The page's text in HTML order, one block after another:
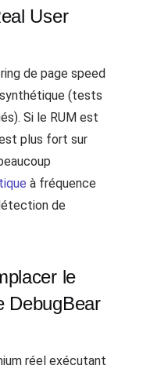
User
de page speed
(tests
Si le RUM est
plus fort sur
à fréquence
de
le
DebugBear
réel exécutant